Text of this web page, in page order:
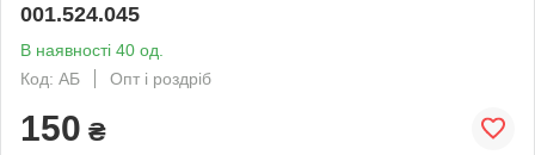
001.524.045
В наявності 40 од.
Код: АБ
Опт і роздріб
150 ₴